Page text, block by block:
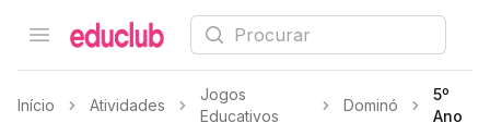
Open menu
Educlub Procurar
Início Atividades
Jogos
Educativos
Dominó
5º
Ano